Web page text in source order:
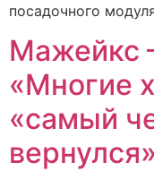
посадочного
Мажейкс
«Многие
«самый
вернулся»